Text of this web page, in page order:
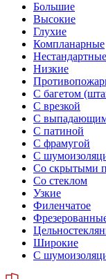
Большие
Высокие
Глухие
Компланарные
Нестандартные
Низкие
С багетом
С врезкой
С
С патиной
С фрамугой
С
Со скрытыми
Со стеклом
Узкие
Филенчатое
Широкие
С